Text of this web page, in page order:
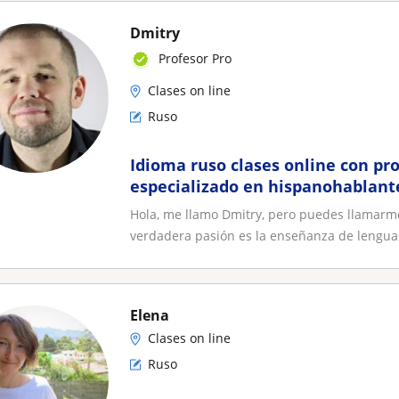
Dmitry
Profesor Pro
Clases on line
Ruso
Idioma ruso clases online con
especializado en
Dima!
Hola, me llamo Dmitry, pero puedes
verdadera pasión es la enseñanza de
Elena
Clases on line
Ruso